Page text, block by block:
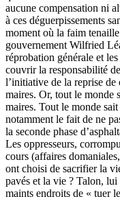
aucune compensation ni
à ces déguerpissements
moment où la faim
gouvernement Wilfried
réprobation générale et
couvrir la responsabilité
l’initiative de la reprise de
maires. Or, tout le monde
maires. Tout le monde
notamment le fait de ne
la seconde phase
Les oppresseurs,
cours (affaires
ont choisi de sacrifier la
pavés et la vie ? Talon, lui
maints endroits de « tuer